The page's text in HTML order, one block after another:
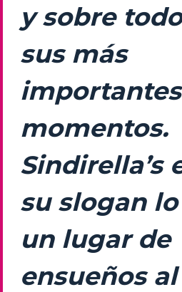
y sobre
sus más
importantes
momentos.
Sindirella’s
su slogan
un lugar de
ensueños al